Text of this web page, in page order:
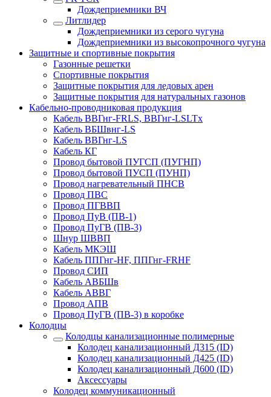
Дождеприемники ВЧ
Литлидер
Дождеприемники из серого чугуна
Дождеприемники из высокопрочного чугуна
Защитные и спортивные покрытия
Газонные решетки
Спортивные покрытия
Защитные покрытия для ледовых арен
Защитные покрытия для натуральных газонов
Кабельно-проводниковая продукция
Кабель ВВГнг-FRLS, ВВГнг-LSLTx
Кабель ВБШвнг-LS
Кабель ВВГнг-LS
Кабель КГ
Провод бытовой ПУГСП (ПУГНП)
Провод бытовой ПУСП (ПУНП)
Провод нагревательный ПНСВ
Провод ПВС
Провод ПГВВП
Провод ПуВ (ПВ-1)
Провод ПуГВ (ПВ-3)
Шнур ШВВП
Кабель МКЭШ
Кабель ППГнг-HF, ППГнг-FRHF
Провод СИП
Кабель АВБШв
Кабель АВВГ
Провод АПВ
Провод ПуГВ (ПВ-3) в коробке
Колодцы
Колодцы канализационные полимерные
Колодец канализационный Д315 (ID)
Колодец канализационный Д425 (ID)
Колодец канализационный Д600 (ID)
Аксессуары
Колодец коммуникационный